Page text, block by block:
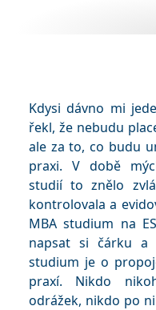
Kdysi dávno mi
řekl, že nebudu
ale za to, co budu
praxi. V době
studií to znělo
kontrolovala a
MBA studium na
napsat si čárku a
studium je o
praxí. Nikdo
odrážek, nikdo po